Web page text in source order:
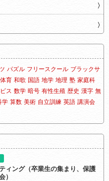
パズル フリースクール ブラックサ
育 和歌 国語 地学 地理 塾 家庭科
ス 数学 暗号 有性生殖 歴史 漢字 無
学 算数 美術 自立訓練 英語 講演会
ィング（卒業生の集まり、保護
）